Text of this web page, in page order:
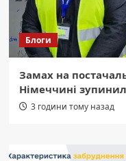
Блоги
Замах на
Німеччині
3 години тому назад